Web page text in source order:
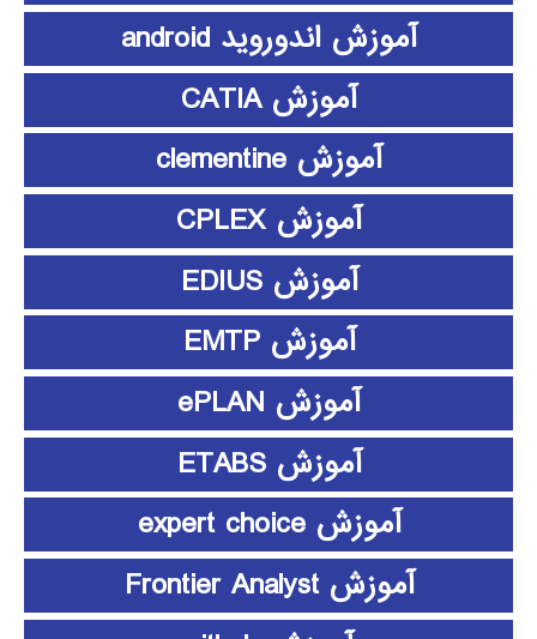
آموزش اندوروید android
آموزش CATIA
آموزش clementine
آموزش CPLEX
آموزش EDIUS
آموزش EMTP
آموزش ePLAN
آموزش ETABS
آموزش expert choice
آموزش Frontier Analyst